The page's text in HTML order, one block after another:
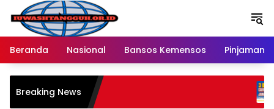
Langsung
konten
Beranda
Nasional Bansos Kemensos Pinjaman
Breaking News